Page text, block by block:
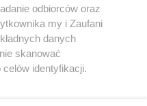
odbiorców oraz
my i Zaufani
danych
skanować
identyfikacji.